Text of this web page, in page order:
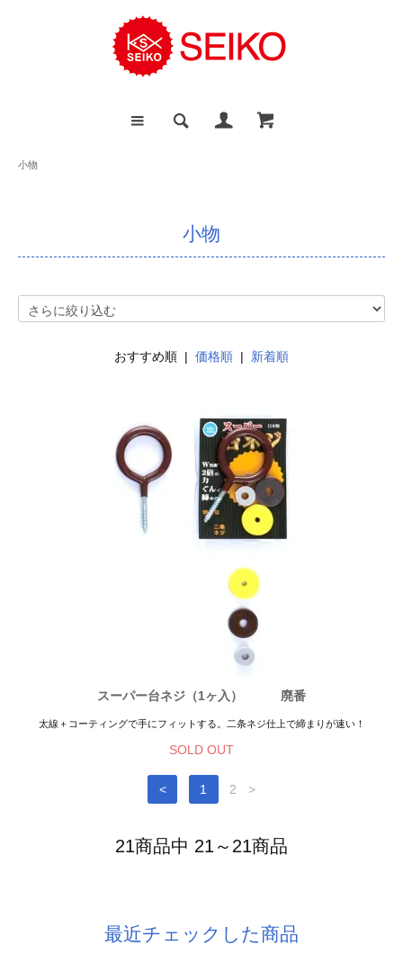
小物
小物
おすすめ順 | 価格順 | 新着順
スーパー台ネジ（1ヶ入） 廃番
太線＋コーティングで手にフィットする。二条ネジ仕上で締まりが速い！
SOLD OUT
< 1 2 >
21商品中 21～21商品
最近チェックした商品